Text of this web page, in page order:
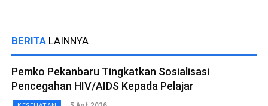
BERITA LAINNYA
Pemko Pekanbaru Tingkatkan Sosialisasi
Pencegahan HIV/AIDS Kepada Pelajar